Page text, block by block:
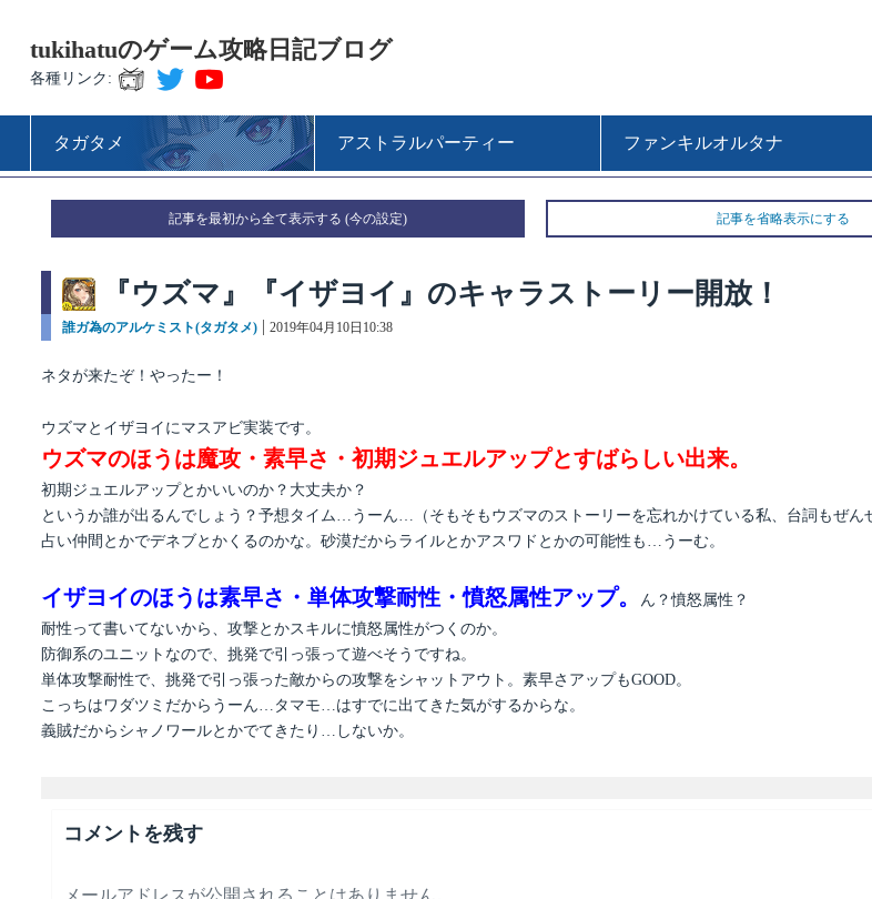
tukihatuのゲーム攻略日記ブログ
各種リンク:
タガタメ アストラルパーティー ファンキルオルタナ
記事を最初から全て表示する 記事を省略表示にする
『ウズマ』『イザヨイ』のキャラストーリー開放！
カ
ゴ
誰ガ為のアルケミスト(タガタメ)
投
2019年04月10日10:38
ネタが来たぞ！やったー！
ウズマとイザヨイにマスアビ実装です。
ウズマのほうは魔攻・素早さ・初期ジュエルアップとすばらしい出来。
初期ジュエルアップとかいいのか？大丈夫か？
というか誰が出るんでしょう？予想タイム…うーん…（そもそもウズマのストーリーを忘れかけている私、台詞もぜん
占い仲間とかでデネブとかくるのかな。砂漠だからライルとかアスワドとかの可能性も…うーむ。
イザヨイのほうは素早さ・単体攻撃耐性・憤怒属性アップ。
ん？憤怒属性？
耐性って書いてないから、攻撃とかスキルに憤怒属性がつくのか。
防御系のユニットなので、挑発で引っ張って遊べそうですね。
単体攻撃耐性で、挑発で引っ張った敵からの攻撃をシャットアウト。素早さアップもGOOD。
こっちはワダツミだからうーん…タマモ…はすでに出てきた気がするからな。
義賊だからシャノワールとかでてきたり…しないか。
コメントを残す